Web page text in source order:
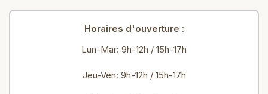
Horaires d'ouverture :
Lun-Mar: 9h-12h / 15h-17h
Jeu-Ven: 9h-12h / 15h-17h